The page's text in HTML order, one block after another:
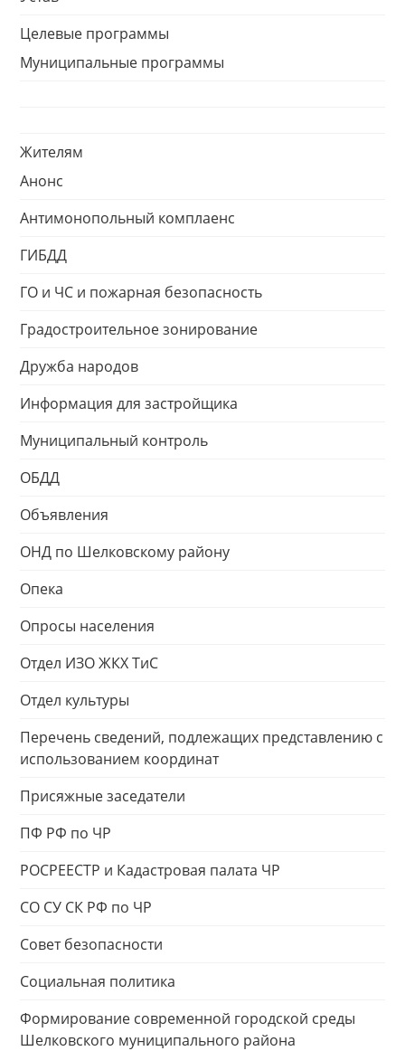
Целевые программы
Муниципальные программы
Жителям
Анонс
Антимонопольный комплаенс
ГИБДД
ГО и ЧС и пожарная безопасность
Градостроительное зонирование
Дружба народов
Информация для застройщика
Муниципальный контроль
ОБДД
Объявления
ОНД по Шелковскому району
Опека
Опросы населения
Отдел ИЗО ЖКХ ТиС
Отдел культуры
Перечень сведений, подлежащих представлению с
использованием координат
Присяжные заседатели
ПФ РФ по ЧР
РОСРЕЕСТР и Кадастровая палата ЧР
СО СУ СК РФ по ЧР
Совет безопасности
Социальная политика
Формирование современной городской среды
Шелковского муниципального района